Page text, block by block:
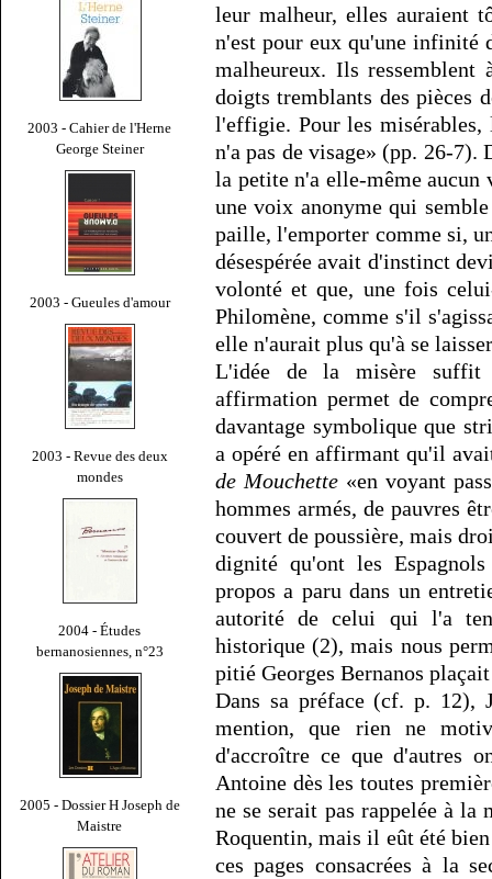
2003 - Cahier de l'Herne
George Steiner
2003 - Gueules d'amour
2003 - Revue des deux
mondes
2004 - Études
bernanosiennes, n°23
2005 - Dossier H Joseph de
Maistre
leur malheur, elles auraient
n'est pour eux qu'une infinité
malheureux. Ils ressemblent
doigts tremblants des pièces
l'effigie. Pour les
n'a pas de visage» (pp. 26-7).
la petite n'a elle-même
une voix anonyme qui
paille, l'emporter comme si,
désespérée avait d'instinct
volonté et que, une fois
Philomène, comme s'il
elle n'aurait plus qu'à se
L'idée de la misère suffit
affirmation permet de
davantage symbolique que
a opéré en affirmant qu'il
de Mouchette «en voyant
hommes armés, de pauvres
couvert de poussière, mais
dignité qu'ont les
propos a paru dans un
autorité de celui qui l'a
historique (2), mais nous
pitié Georges Bernanos
Dans sa préface (cf. p. 12),
mention, que rien ne
d'accroître ce que d'autres
Antoine dès les toutes
ne se serait pas rappelée à
Roquentin, mais il eût été
ces pages consacrées à la